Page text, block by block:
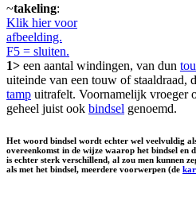
~takeling:
Klik hier voor
afbeelding.
F5 = sluiten.
1> een aantal windingen, van dun
uiteinde van een touw of staaldraad,
tamp uitrafelt. Voornamelijk vroeger
geheel juist ook bindsel genoemd.
Het woord bindsel wordt echter wel veelvuldig
overeenkomst in de wijze waarop het bindsel en
is echter sterk verschillend, al zou men kunnen
als met het bindsel, meerdere voorwerpen (de